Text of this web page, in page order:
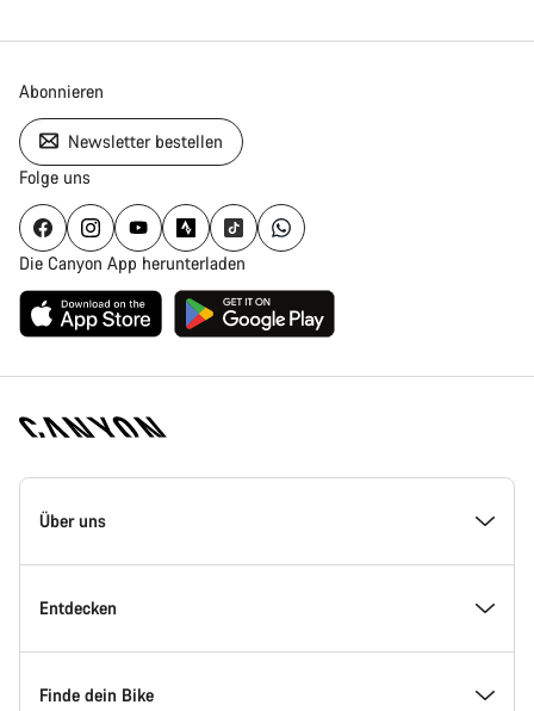
Abonnieren
Newsletter bestellen
Folge uns
Die Canyon App herunterladen
Canyon
Homepage
Über uns
Inside Canyon
Innovation bei Canyon
Entdecken
Events
Finde dein Bike